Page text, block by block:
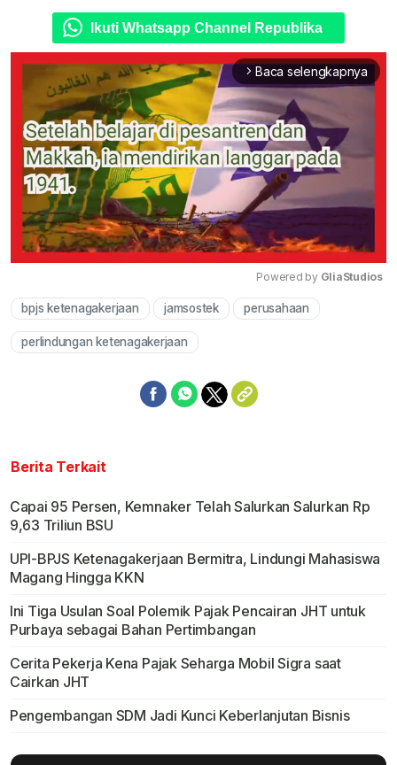
Ikuti Whatsapp Channel Republika
arrow_forward_ios Baca selengkapnya
Powered by GliaStudios
bpjs ketenagakerjaan jamsostek perusahaan
perlindungan ketenagakerjaan
Berita Terkait
Capai 95 Persen, Kemnaker Telah Salurkan Salurkan Rp
9,63 Triliun BSU
UPI-BPJS Ketenagakerjaan Bermitra, Lindungi Mahasiswa
Magang Hingga KKN
Ini Tiga Usulan Soal Polemik Pajak Pencairan JHT untuk
Purbaya sebagai Bahan Pertimbangan
Cerita Pekerja Kena Pajak Seharga Mobil Sigra saat
Cairkan JHT
Pengembangan SDM Jadi Kunci Keberlanjutan Bisnis